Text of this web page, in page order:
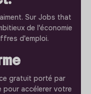
Sur Jobs that
de l'économie
d'emploi.
gratuit porté par
pour accélerer votre